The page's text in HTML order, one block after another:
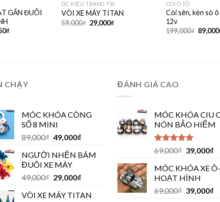
GẮN ĐUÔI
₫
ỐC KIỂU TRANG TRÍ
VÒI XE MÁY TITAN
59,000₫ 29,000₫
CÒI Ô TÔ
Còi sên, kèn sò
12v
199,000₫ 89,000
CHẠY
MÓC KHÓA CÒNG
SỐ 8 MINI
89,000₫ 49,000₫
NGƯỜI NHỆN BÁM
ĐUÔI XE MÁY
49,000₫ 29,000₫
VÒI XE MÁY TITAN
ĐÁNH GIÁ CAO
MÓC KHÓA CIU
NÓN BẢO HIỂM
Được xếp
hạng
5
sao
69,000₫ 39,000₫
MÓC KHÓA XE
HOẠT HÌNH
69,000₫ 39,000₫